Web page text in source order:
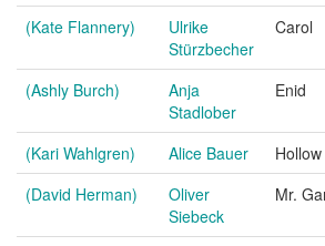
(Kate Flannery)
Ulrike
Stürzbecher
Carol
(Ashly Burch)
Anja
Stadlober
Enid
(Kari Wahlgren) Alice Bauer
(David Herman)
Oliver
Siebeck
Mr.